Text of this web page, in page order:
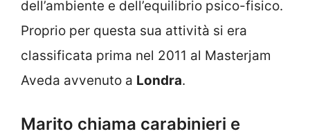
dell’ambiente e dell’equilibrio psico-fisico.
Proprio per questa sua attività si era
classificata prima nel 2011 al Masterjam
Aveda avvenuto a Londra.
Marito chiama carabinieri e